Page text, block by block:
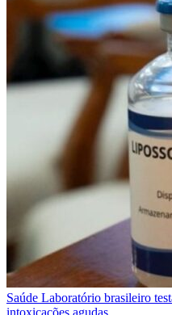
Saúde Laboratório brasileiro
intoxicações agudas